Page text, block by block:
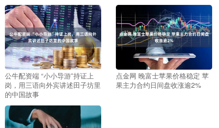
公牛配资端 “小小导游”持证上
岗，用三语向外宾讲述田子坊里
的中国故事
点金网 晚富士苹果价格稳定 苹
果主力合约日间盘收涨逾2%